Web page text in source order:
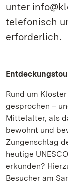
unter
telefonisch
erforderlich.
Rund um
gesprochen –
Mittelalter, als
bewohnt und
Zungenschlag
heutige
erkunden?
Besucher am